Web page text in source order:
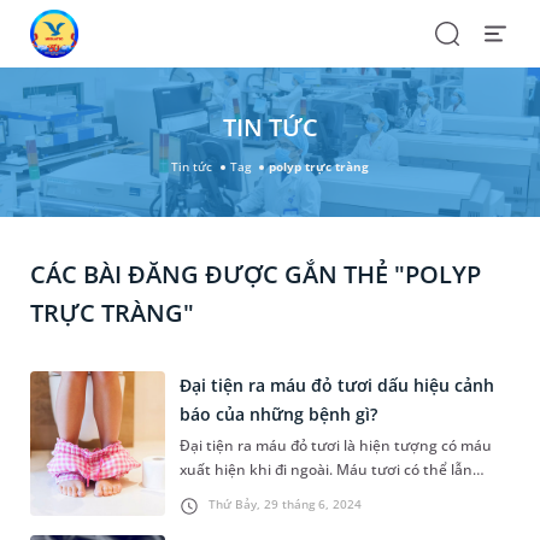
SearchOpen
TIN TỨC
Tin tức Tag polyp trực tràng
CÁC BÀI ĐĂNG ĐƯỢC GẮN THẺ "POLYP
TRỰC TRÀNG"
Thứ Bảy, 29 tháng 6, 2024
Đại tiện ra máu đỏ tươi dấu hiệu cảnh
báo của những bệnh gì?
Đại tiện ra máu đỏ tươi là hiện tượng có máu
xuất hiện khi đi ngoài. Máu tươi có thể lẫn
trong phân, chảy máu nhỏ giọt hay dính trên
giấy vệ sinh. Thực tế, đây là dấu hiệu của một